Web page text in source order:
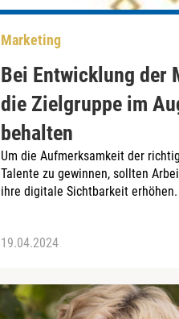
Marketing
Bei Entwicklung der
die Zielgruppe im
behalten
Um die Aufmerksamkeit der
Talente zu gewinnen, sollten
ihre digitale Sichtbarkeit erhöhen.
19.04.2024